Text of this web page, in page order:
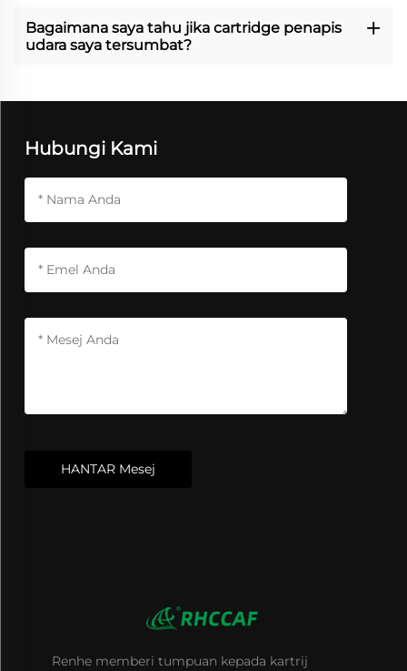
Bagaimana saya tahu jika cartridge penapis
udara saya tersumbat?
Hubungi Kami
HANTAR Mesej
Renhe memberi tumpuan kepada kartrij